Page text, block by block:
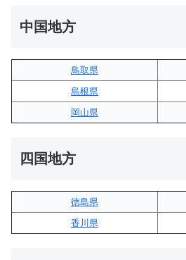
中国地方
鳥取県
島根県
岡山県
四国地方
徳島県
香川県